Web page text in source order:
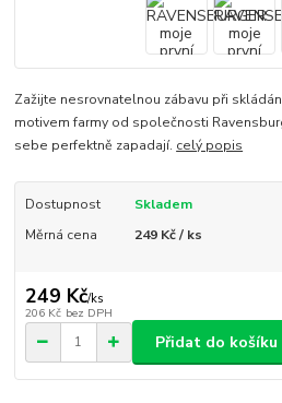
Zažijte nesrovnatelnou zábavu při
motivem farmy od společnosti
sebe perfektně zapadají. celý popis
Dostupnost
Skladem
Měrná cena
249 Kč / ks
249 Kč/ks
206 Kč bez DPH
Přidat do košíku